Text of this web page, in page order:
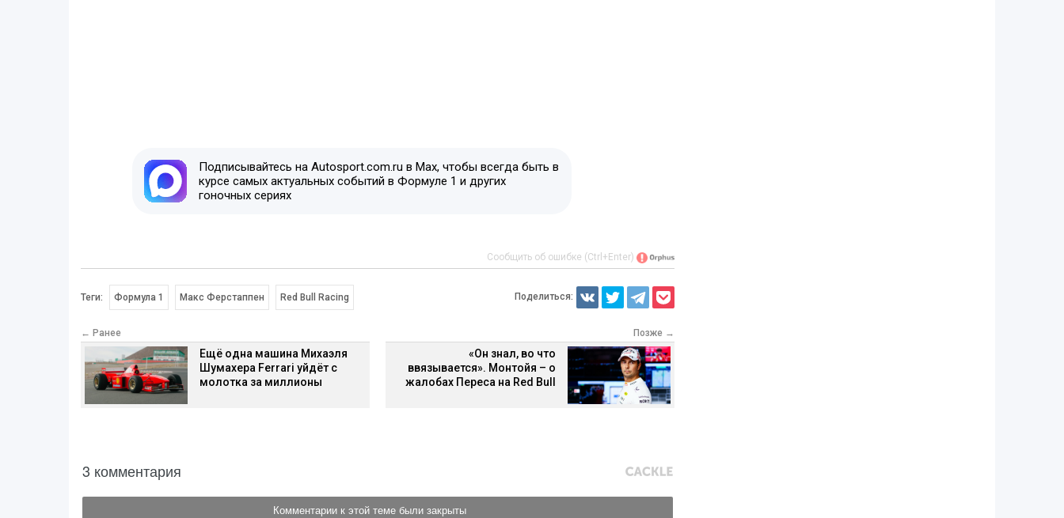
Подписывайтесь на Autosport.com.ru в Max, чтобы всегда быть в
курсе самых актуальных событий в Формуле 1 и других
гоночных сериях
Сообщить об ошибке (Ctrl+Enter)
Теги: Формула 1 Макс Ферстаппен Red Bull Racing Поделиться:
← Ранее
Ещё одна машина Михаэля
Шумахера Ferrari уйдёт с
молотка за миллионы
Позже →
«Он знал, во что
ввязывается». Монтойя – о
жалобах Переса на Red Bull
3 комментария
Комментарии к этой теме были закрыты